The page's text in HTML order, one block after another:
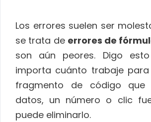
Los errores suelen ser
se trata de errores de
son aún peores. Digo
importa cuánto trabaje
fragmento de código que
datos, un número o clic
puede eliminarlo.